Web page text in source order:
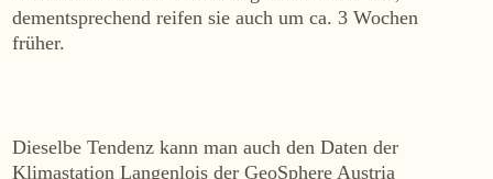
Weinkeller
Sekt
dementsprechend reifen sie auch um ca. 3 Wochen
früher.
Dieselbe Tendenz kann man auch den Daten der
Klimastation Langenlois der GeoSphere Austria